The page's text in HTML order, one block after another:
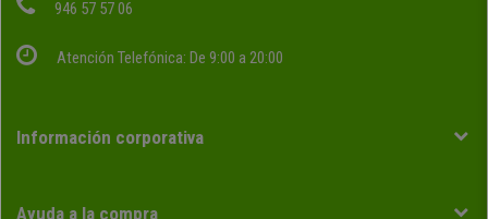
946 57 57 06
Atención Telefónica: De 9:00 a 20:00
Información corporativa
Ayuda a la compra